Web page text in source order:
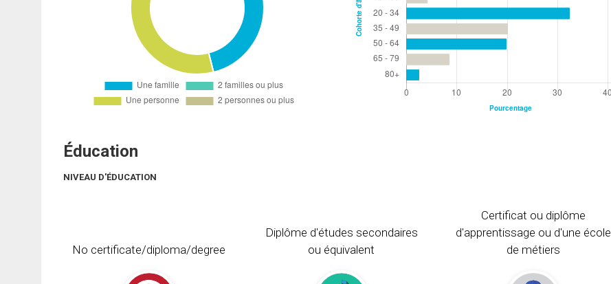
Éducation
NIVEAU D'ÉDUCATION
No certificate/diploma/degree
Diplôme d'études secondaires
ou équivalent
Certificat ou diplôme
d'apprentissage ou d'une école
de métiers